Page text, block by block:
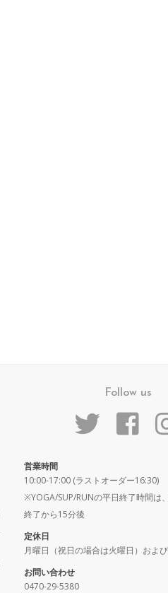
Follow us
営業時間
10:00-17:00 (ラストオーダー16:30)
※YOGA/SUP/RUNの平日終了時間は
終了から15分後
定休日
月曜日（祝日の場合は火曜日）およ
お問い合わせ
0470-29-5380